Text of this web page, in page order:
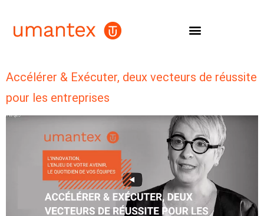
Accélérer & Exécuter, deux vecteurs de réussite
pour les entreprises